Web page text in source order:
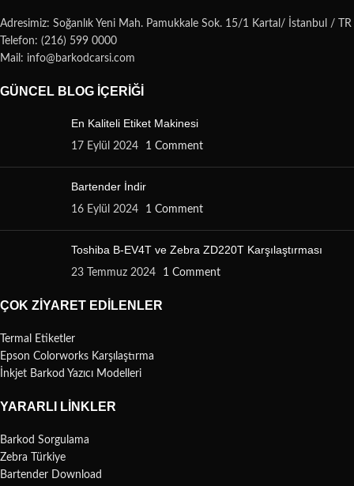
Adresimiz: Soğanlık Yeni Mah. Pamukkale Sok. 15/1 Kartal/ İstanbul / TR
Telefon: (216) 599 0000
Mail: info@barkodcarsi.com
GÜNCEL BLOG İÇERIĞI
En Kaliteli Etiket Makinesi
17 Eylül 2024 1 Comment
Bartender İndir
16 Eylül 2024 1 Comment
Toshiba B-EV4T ve Zebra ZD220T Karşılaştırması
23 Temmuz 2024 1 Comment
ÇOK ZIYARET EDILENLER
Termal Etiketler
Epson Colorworks Karşılaştırma
İnkjet Barkod Yazıcı Modelleri
YARARLI LINKLER
Barkod Sorgulama
Zebra Türkiye
Bartender Download